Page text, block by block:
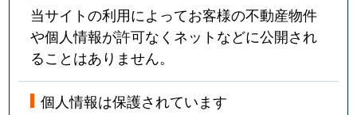
当サイトの利用によってお客様の不動産物件
や個人情報が許可なくネットなどに公開され
ることはありません。
個人情報は保護されています